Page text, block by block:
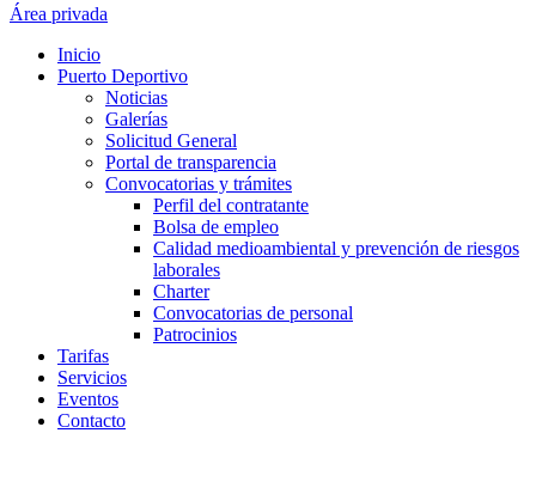
Área privada
Inicio
Puerto Deportivo
Noticias
Galerías
Solicitud General
Portal de transparencia
Convocatorias y trámites
Perfil del contratante
Bolsa de empleo
Calidad medioambiental y prevención de riesgos
laborales
Charter
Convocatorias de personal
Patrocinios
Tarifas
Servicios
Eventos
Contacto